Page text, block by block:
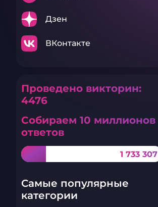
Дзен
ВКонтакте
Проведено викторин:
4476
Собираем 10 миллионов
ответов
1 733 307
Самые популярные
категории